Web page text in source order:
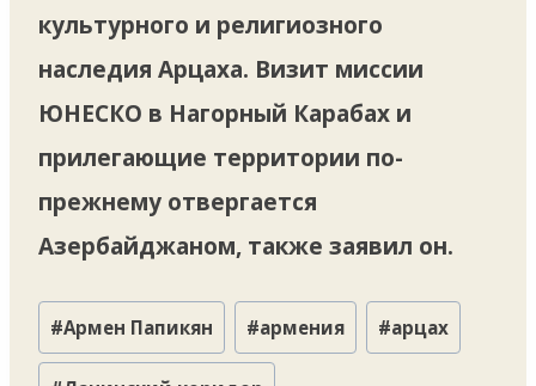
культурного и религиозного
наследия Арцаха. Визит миссии
ЮНЕСКО в Нагорный Карабах и
прилегающие территории по-
прежнему отвергается
Азербайджаном, также заявил он.
Метки
записи:
#Армен Папикян #армения #арцах